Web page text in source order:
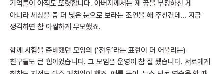
기억들이 아직도 또렷합니다. 아버지께서는 제 꿈을 부정하신 게
아니라 세상을 좀 더 넓은 눈으로 보라는 조언을 해 주신건데… 지금
생각하면 참 아찔하게 무모했죠.
함께 시험을 준비했던 모임의 (‘전우’라는 표현이 더 어울리는)
친구들도 큰 힘이었습니다. 그 모임은 운영이 참 잘 됐습니다. 서로에게